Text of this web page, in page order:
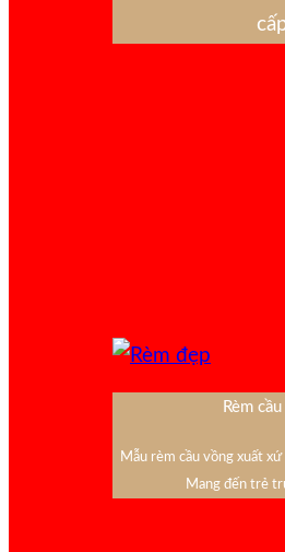
Rèm
Mẫu rèm cầu vồng xuất
Mang đến trẻ